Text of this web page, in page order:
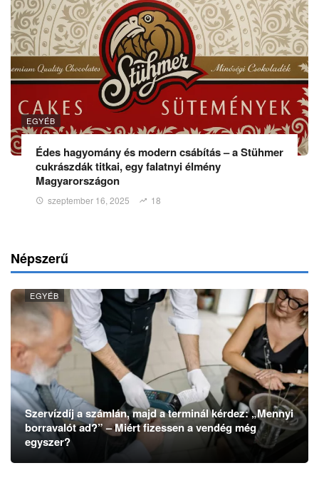
EGYÉB
Édes hagyomány és modern csábítás – a Stühmer
cukrászdák titkai, egy falatnyi élmény
Magyarországon
szeptember 16, 2025 18
Népszerű
EGYÉB
Szervízdíj a számlán, majd a terminál kérdez: „Mennyi
borravalót ad?” – Miért fizessen a vendég még
egyszer?